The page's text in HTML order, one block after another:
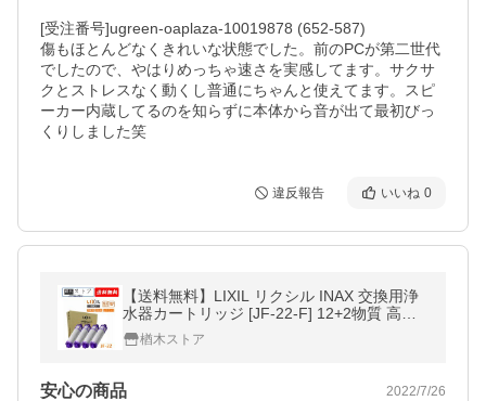
[受注番号]ugreen-oaplaza-10019878 (652-587)
傷もほとんどなくきれいな状態でした。前のPCが第二世代
でしたので、やはりめっちゃ速さを実感してます。サクサ
クとストレスなく動くし普通にちゃんと使えてます。スピ
ーカー内蔵してるのを知らずに本体から音が出て最初びっ
くりしました笑
違反報告 いいね 0
【送料無料】LIXIL リクシル INAX 交換用浄
水器カートリッジ [JF-22-F] 12+2物質 高塩
素除去タイプ 4個入り 蛇口 4本セット
楢木ストア
安心の商品 2022/7/26